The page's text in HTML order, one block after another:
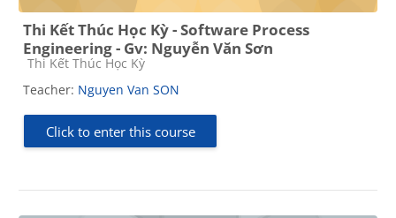
Thi Kết Thúc Học Kỳ - Software Process
Engineering - Gv: Nguyễn Văn Sơn
Course category
Thi Kết Thúc Học Kỳ
Teacher: Nguyen Van SON
Click to enter this course